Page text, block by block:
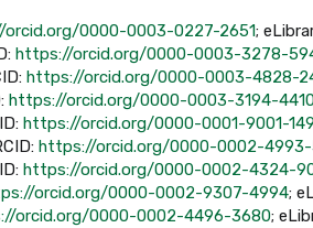
0000-0003-0227-2651;
https://orcid.org/0000-0003-3278-
https://orcid.org/0000-0003-4828-
https://orcid.org/0000-0003-3194-
https://orcid.org/0000-0001-9001-
https://orcid.org/0000-0002-4993-
https://orcid.org/0000-0002-4324-
orcid.org/0000-0002-9307-4994;
orcid.org/0000-0002-4496-3680;